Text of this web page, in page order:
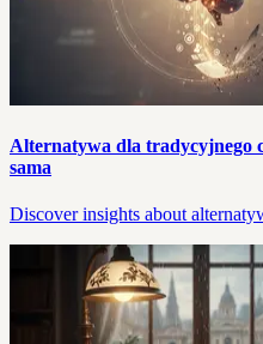
Alternatywa dla tradycyjnego
sama
Discover insights about